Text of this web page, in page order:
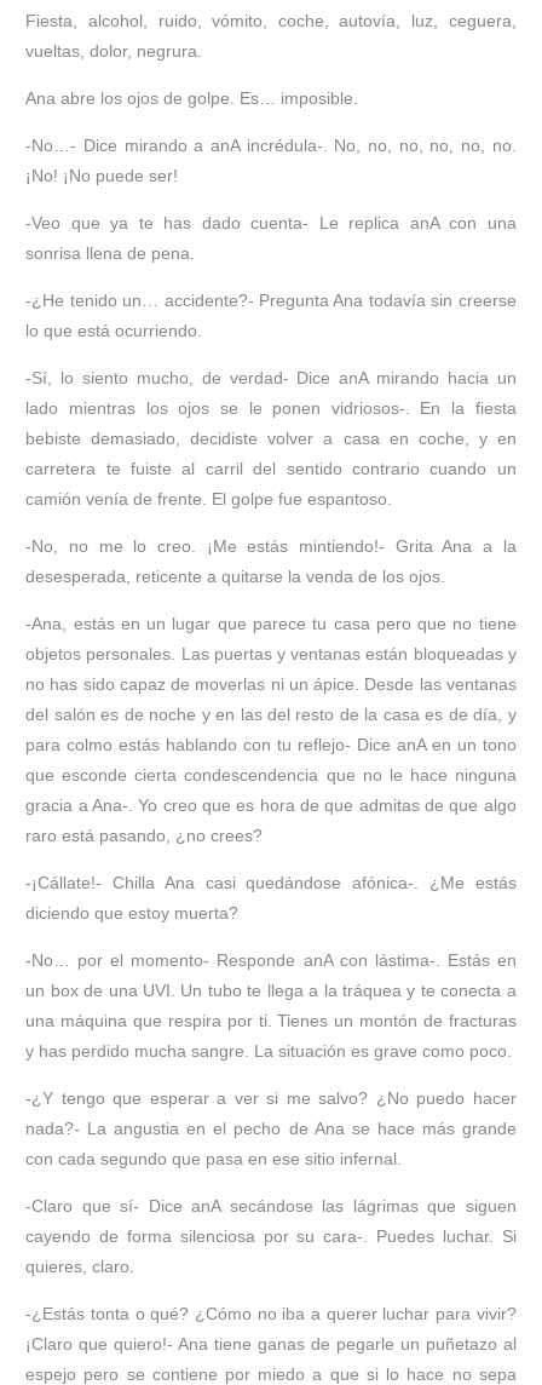
Fiesta, alcohol, ruido, vómito, coche, autovía, luz, ceguera,
vueltas, dolor, negrura.
Ana abre los ojos de golpe. Es… imposible.
-No…- Dice mirando a anA incrédula-. No, no, no, no, no, no.
¡No! ¡No puede ser!
-Veo que ya te has dado cuenta- Le replica anA con una
sonrisa llena de pena.
-¿He tenido un… accidente?- Pregunta Ana todavía sin creerse
lo que está ocurriendo.
-Sí, lo siento mucho, de verdad- Dice anA mirando hacia un
lado mientras los ojos se le ponen vidriosos-. En la fiesta
bebiste demasiado, decidiste volver a casa en coche, y en
carretera te fuiste al carril del sentido contrario cuando un
camión venía de frente. El golpe fue espantoso.
-No, no me lo creo. ¡Me estás mintiendo!- Grita Ana a la
desesperada, reticente a quitarse la venda de los ojos.
-Ana, estás en un lugar que parece tu casa pero que no tiene
objetos personales. Las puertas y ventanas están bloqueadas y
no has sido capaz de moverlas ni un ápice. Desde las ventanas
del salón es de noche y en las del resto de la casa es de día, y
para colmo estás hablando con tu reflejo- Dice anA en un tono
que esconde cierta condescendencia que no le hace ninguna
gracia a Ana-. Yo creo que es hora de que admitas de que algo
raro está pasando, ¿no crees?
-¡Cállate!- Chilla Ana casi quedándose afónica-. ¿Me estás
diciendo que estoy muerta?
-No… por el momento- Responde anA con lástima-. Estás en
un box de una UVI. Un tubo te llega a la tráquea y te conecta a
una máquina que respira por ti. Tienes un montón de fracturas
y has perdido mucha sangre. La situación es grave como poco.
-¿Y tengo que esperar a ver si me salvo? ¿No puedo hacer
nada?- La angustia en el pecho de Ana se hace más grande
con cada segundo que pasa en ese sitio infernal.
-Claro que sí- Dice anA secándose las lágrimas que siguen
cayendo de forma silenciosa por su cara-. Puedes luchar. Si
quieres, claro.
-¿Estás tonta o qué? ¿Cómo no iba a querer luchar para vivir?
¡Claro que quiero!- Ana tiene ganas de pegarle un puñetazo al
espejo pero se contiene por miedo a que si lo hace no sepa